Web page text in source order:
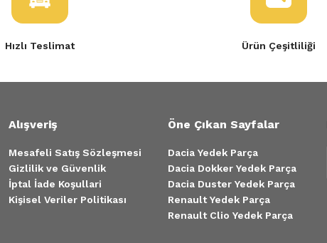
Hızlı Teslimat Ürün Çeşitliliği
Alışveriş
Mesafeli Satış Sözleşmesi
Gizlilik ve Güvenlik
İptal İade Koşullari
Kişisel Veriler Politikası
Öne Çıkan Sayfalar
Dacia Yedek Parça
Dacia Dokker Yedek Parça
Dacia Duster Yedek Parça
Renault Yedek Parça
Renault Clio Yedek Parça